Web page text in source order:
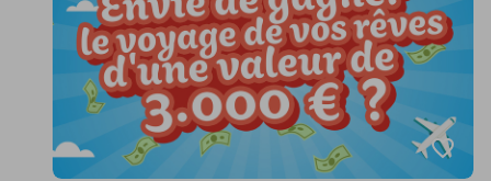
favorite_border